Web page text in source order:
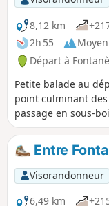
8,12 km
2h 55
Départ à
Petite balade au
point culminant
passage en sous-
Entre
Visorandonneur
6,49 km